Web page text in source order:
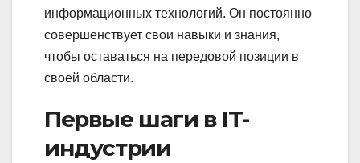
информационных технологий. Он постоянно
совершенствует свои навыки и знания,
чтобы оставаться на передовой позиции в
своей области.
Первые шаги в IT-
индустрии